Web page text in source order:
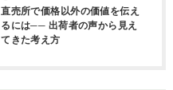
直売所で価格以外の価値を伝え
るには── 出荷者の声から見え
てきた考え方